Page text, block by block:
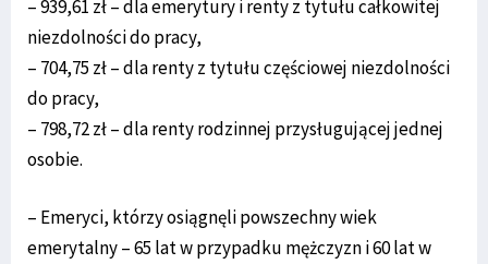
– 939,61 zł – dla emerytury i renty z tytułu całkowitej
niezdolności do pracy,
– 704,75 zł – dla renty z tytułu częściowej niezdolności
do pracy,
– 798,72 zł – dla renty rodzinnej przysługującej jednej
osobie.
– Emeryci, którzy osiągnęli powszechny wiek
emerytalny – 65 lat w przypadku mężczyzn i 60 lat w